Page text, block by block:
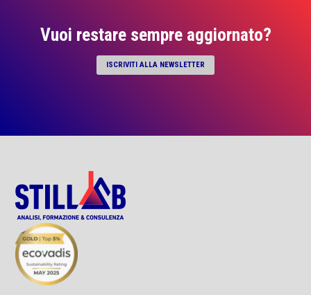
Vuoi restare sempre aggiornato?
ISCRIVITI ALLA NEWSLETTER